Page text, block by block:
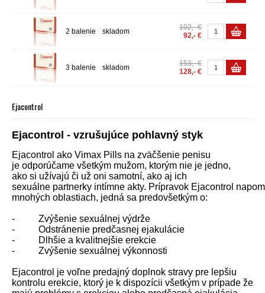
2 balenie skladom
102,- €
92,- €
3 balenie skladom
153,- €
128,- €
Ejacontrol
Ejacontrol - vzrušujúce pohlavný styk
Ejacontrol ako Vimax Pills na zväčšenie penisu
je odporúčame všetkým mužom, ktorým nie je jedno,
ako si užívajú či už oni samotní, ako aj ich
sexuálne partnerky intímne akty. Prípravok Ejacontrol
mnohých oblastiach, jedná sa predovšetkým o:
- Zvýšenie sexuálnej výdrže
- Odstránenie predčasnej ejakulácie
- Dlhšie a kvalitnejšie erekcie
- Zvýšenie sexuálnej výkonnosti
Ejacontrol je voľne predajný doplnok stravy pre lepšiu
kontrolu erekcie, ktorý je k dispozícii všetkým v prípade že